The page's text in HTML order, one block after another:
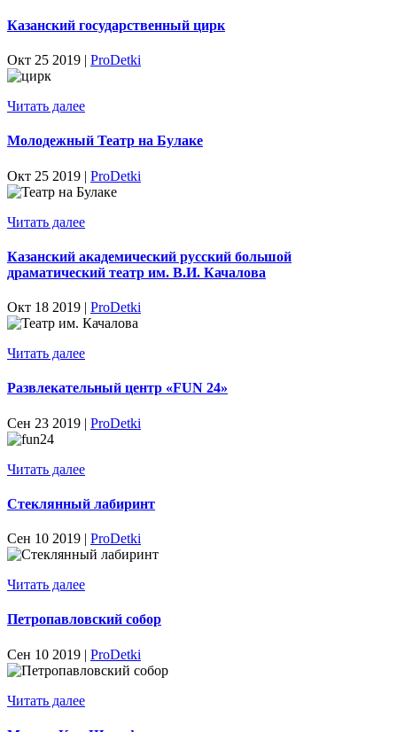
Казанский государственный цирк
Окт 25 2019 | ProDetki
Читать далее
Молодежный Театр на Булаке
Окт 25 2019 | ProDetki
Читать далее
Казанский академический русский большой
драматический театр им. В.И. Качалова
Окт 18 2019 | ProDetki
Читать далее
Развлекательный центр «FUN 24»
Сен 23 2019 | ProDetki
Читать далее
Стеклянный лабиринт
Сен 10 2019 | ProDetki
Читать далее
Петропавловский собор
Сен 10 2019 | ProDetki
Читать далее